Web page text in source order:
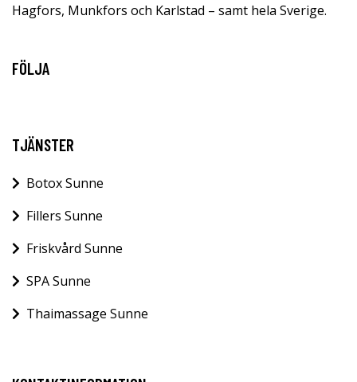
Hagfors, Munkfors och Karlstad – samt hela Sverige.
FÖLJA
TJÄNSTER
Botox Sunne
Fillers Sunne
Friskvård Sunne
SPA Sunne
Thaimassage Sunne